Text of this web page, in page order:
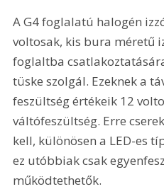
A G4 foglalatú halogén
voltosak, kis bura méretű
foglaltba
tüske szolgál. Ezeknek a
feszültség értékeik 12
váltófeszültség. Erre
kell, különösen a LED-es
ez utóbbiak csak
működtethetők.